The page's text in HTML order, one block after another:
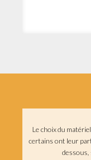
Le choix du
certains ont leur
dessous,